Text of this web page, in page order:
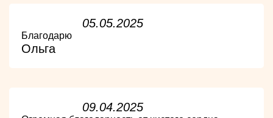
05.05.2025
Благодарю
Ольга
09.04.2025